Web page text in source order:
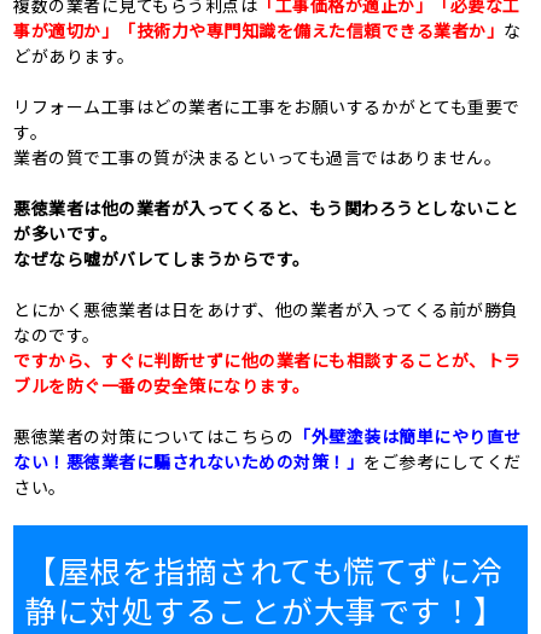
複数の業者に見てもらう利点は 「工事価格が適正か」「必要な工
事が適切か」「技術力や専門知識を備えた信頼できる業者か」 な
どがあります。
リフォーム工事はどの業者に工事をお願いするかがとても重要で
す。
業者の質で工事の質が決まるといっても過言ではありません。
悪徳業者は他の業者が入ってくると、もう関わろうとしないこと
が多いです。
なぜなら嘘がバレてしまうからです。
とにかく悪徳業者は日をあけず、他の業者が入ってくる前が勝負
なのです。
ですから、すぐに判断せずに他の業者にも相談することが、トラ
ブルを防ぐ一番の安全策になります。
悪徳業者の対策についてはこちらの 「外壁塗装は簡単にやり直せ
ない！悪徳業者に騙されないための対策！」 をご参考にしてくだ
さい。
【屋根を指摘されても慌てずに冷
静に対処することが大事です！】